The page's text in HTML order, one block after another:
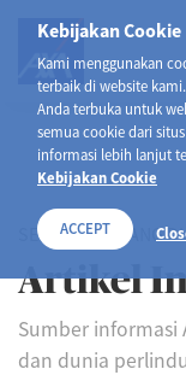
Kebijakan Cookie
Kami menggunakan
terbaik di website
Anda terbuka untuk
semua cookie dari
informasi lebih lanjut
Kebijakan Cookie
ACCEPT
SELAMAT DATANG DI
Artikel
Sumber informasi
dan dunia